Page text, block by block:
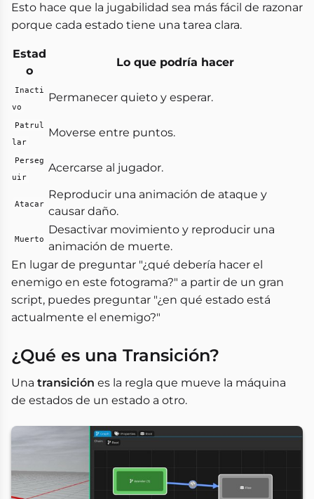
Esto hace que la jugabilidad sea más fácil de razonar
porque cada estado tiene una tarea clara.
Estad
o
Lo que podría hacer
Inacti
vo
Permanecer quieto y esperar.
Patrul
lar
Moverse entre puntos.
Perseg
uir
Acercarse al jugador.
Atacar
Reproducir una animación de ataque y
causar daño.
Muerto
Desactivar movimiento y reproducir una
animación de muerte.
En lugar de preguntar "¿qué debería hacer el
enemigo en este fotograma?" a partir de un gran
script, puedes preguntar "¿en qué estado está
actualmente el enemigo?"
¿Qué es una Transición?
Una transición es la regla que mueve la máquina
de estados de un estado a otro.